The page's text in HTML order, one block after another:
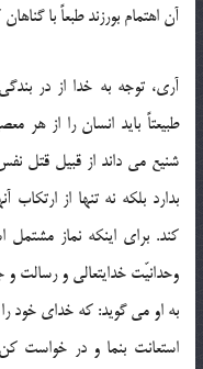
آن اهتمام بورزند طبعاً با
آری، توجه به خدا از در
طبیعتاً باید انسان را از هر
شنیع می داند از قبیل قتل
بدارد بلكه نه تنها از
كند. برای اینكه نماز مشتمل
وحدانیّت خدایتعالی و رسالت و
به او می گوید: كه خدای خود
استعانت بنما و در خواست